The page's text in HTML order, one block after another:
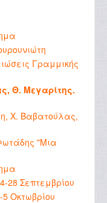
Γραμμικής
Θ. Μεγαρίτης.
Χ. Βαβατούλας,
"Μια
28 Σεπτεμβρίου
Οκτωβρίου